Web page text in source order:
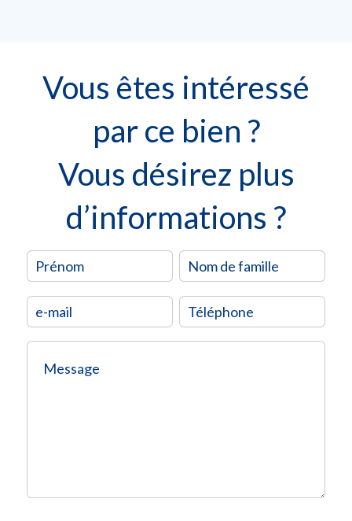
Vous êtes intéressé
par ce bien ?
Vous désirez plus
d’informations ?